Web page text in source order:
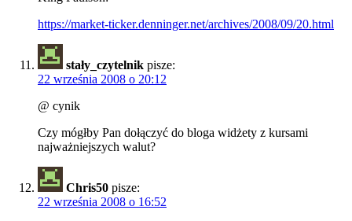
https://market-ticker.denninger.net/archives/2008/09/20.html
stały_czytelnik pisze:
22 września 2008 o 20:12
@ cynik
Czy mógłby Pan dołączyć do bloga widżety z kursami
najważniejszych walut?
Chris50 pisze:
22 września 2008 o 16:52